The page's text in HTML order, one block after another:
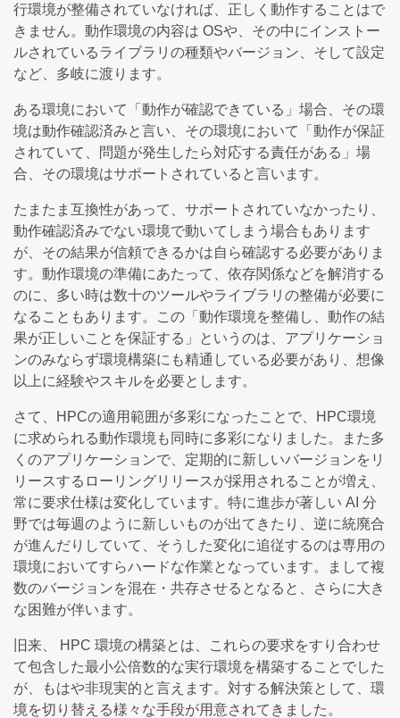
行環境が整備されていなければ、正しく動作することはで
きません。動作環境の内容は OSや、その中にインストー
ルされているライブラリの種類やバージョン、そして設定
など、多岐に渡ります。
ある環境において「動作が確認できている」場合、その環
境は動作確認済みと言い、その環境において「動作が保証
されていて、問題が発生したら対応する責任がある」場
合、その環境はサポートされていると言います。
たまたま互換性があって、サポートされていなかったり、
動作確認済みでない環境で動いてしまう場合もあります
が、その結果が信頼できるかは自ら確認する必要がありま
す。動作環境の準備にあたって、依存関係などを解消する
のに、多い時は数十のツールやライブラリの整備が必要に
なることもあります。この「動作環境を整備し、動作の結
果が正しいことを保証する」というのは、アプリケーショ
ンのみならず環境構築にも精通している必要があり、想像
以上に経験やスキルを必要とします。
さて、HPCの適用範囲が多彩になったことで、HPC環境
に求められる動作環境も同時に多彩になりました。また多
くのアプリケーションで、定期的に新しいバージョンをリ
リースするローリングリリースが採用されることが増え、
常に要求仕様は変化しています。特に進歩が著しい AI 分
野では毎週のように新しいものが出てきたり、逆に統廃合
が進んだりしていて、そうした変化に追従するのは専用の
環境においてすらハードな作業となっています。まして複
数のバージョンを混在・共存させるとなると、さらに大き
な困難が伴います。
旧来、 HPC 環境の構築とは、これらの要求をすり合わせ
て包含した最小公倍数的な実行環境を構築することでした
が、もはや非現実的と言えます。対する解決策として、環
境を切り替える様々な手段が用意されてきました。